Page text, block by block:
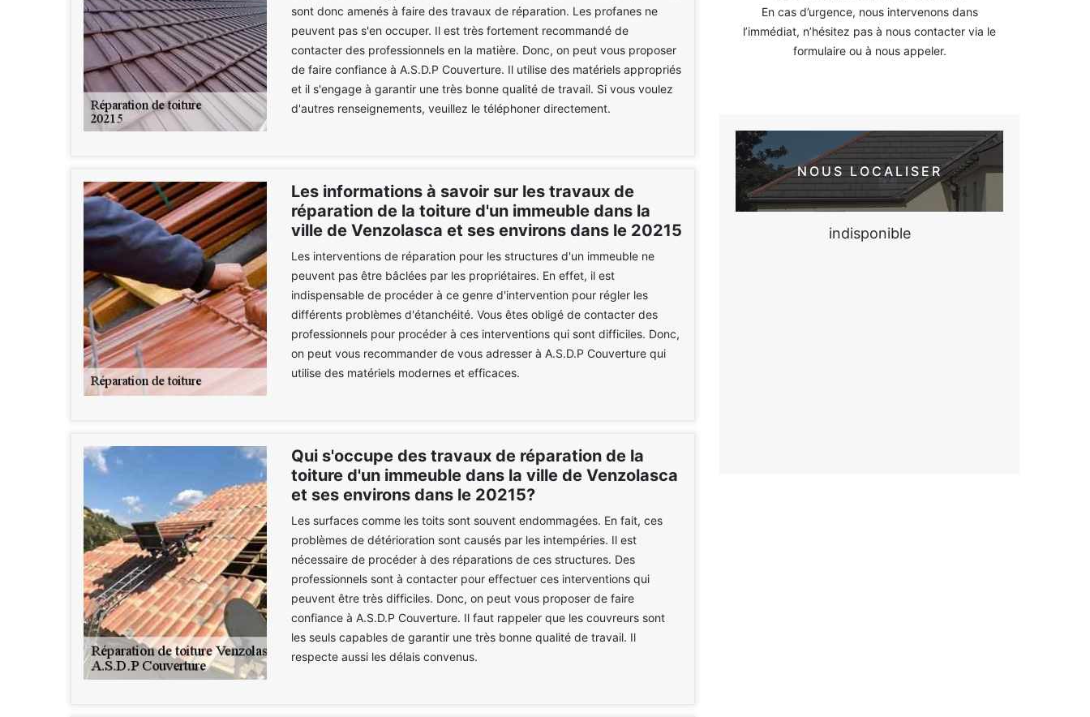
sont donc amenés à faire des travaux de réparation. Les profanes ne
peuvent pas s'en occuper. Il est très fortement recommandé de
contacter des professionnels en la matière. Donc, on peut vous proposer
de faire confiance à A.S.D.P Couverture. Il utilise des matériels appropriés
et il s'engage à garantir une très bonne qualité de travail. Si vous voulez
d'autres renseignements, veuillez le téléphoner directement.
Les informations à savoir sur les travaux de
réparation de la toiture d'un immeuble dans la
ville de Venzolasca et ses environs dans le 20215
Les interventions de réparation pour les structures d'un immeuble ne
peuvent pas être bâclées par les propriétaires. En effet, il est
indispensable de procéder à ce genre d'intervention pour régler les
différents problèmes d'étanchéité. Vous êtes obligé de contacter des
professionnels pour procéder à ces interventions qui sont difficiles. Donc,
on peut vous recommander de vous adresser à A.S.D.P Couverture qui
utilise des matériels modernes et efficaces.
Qui s'occupe des travaux de réparation de la
toiture d'un immeuble dans la ville de Venzolasca
et ses environs dans le 20215?
Les surfaces comme les toits sont souvent endommagées. En fait, ces
problèmes de détérioration sont causés par les intempéries. Il est
nécessaire de procéder à des réparations de ces structures. Des
professionnels sont à contacter pour effectuer ces interventions qui
peuvent être très difficiles. Donc, on peut vous proposer de faire
confiance à A.S.D.P Couverture. Il faut rappeler que les couvreurs sont
les seuls capables de garantir une très bonne qualité de travail. Il
respecte aussi les délais convenus.
En cas d’urgence, nous intervenons dans
l’immédiat, n’hésitez pas à nous contacter via le
formulaire ou à nous appeler.
NOUS LOCALISER
indisponible